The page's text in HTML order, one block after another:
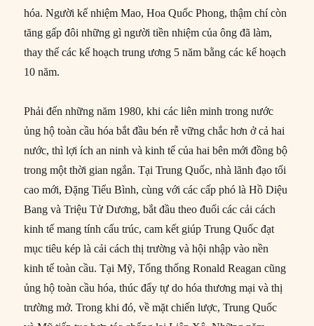
hóa. Người kế nhiệm Mao, Hoa Quốc Phong, thậm chí còn
tăng gấp đôi những gì người tiền nhiệm của ông đã làm,
thay thế các kế hoạch trung ương 5 năm bằng các kế hoạch
10 năm.
Phải đến những năm 1980, khi các liên minh trong nước
ủng hộ toàn cầu hóa bắt đầu bén rễ vững chắc hơn ở cả hai
nước, thì lợi ích an ninh và kinh tế của hai bên mới đồng bộ
trong một thời gian ngắn. Tại Trung Quốc, nhà lãnh đạo tối
cao mới, Đặng Tiểu Bình, cùng với các cấp phó là Hồ Diệu
Bang và Triệu Tử Dương, bắt đầu theo đuổi các cải cách
kinh tế mang tính cấu trúc, cam kết giúp Trung Quốc đạt
mục tiêu kép là cải cách thị trường và hội nhập vào nền
kinh tế toàn cầu. Tại Mỹ, Tổng thống Ronald Reagan cũng
ủng hộ toàn cầu hóa, thúc đẩy tự do hóa thương mại và thị
trường mở. Trong khi đó, về mặt chiến lược, Trung Quốc